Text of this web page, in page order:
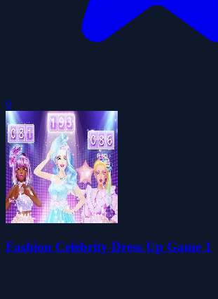
0
Fashion Celebrity Dress Up Game 1